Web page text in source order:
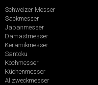
Schweizer Messer
Sackmesser
Japanmesser
Damastmesser
Keramikmesser
Santoku
Kochmesser
Küchenmesser
Allzweckmesser